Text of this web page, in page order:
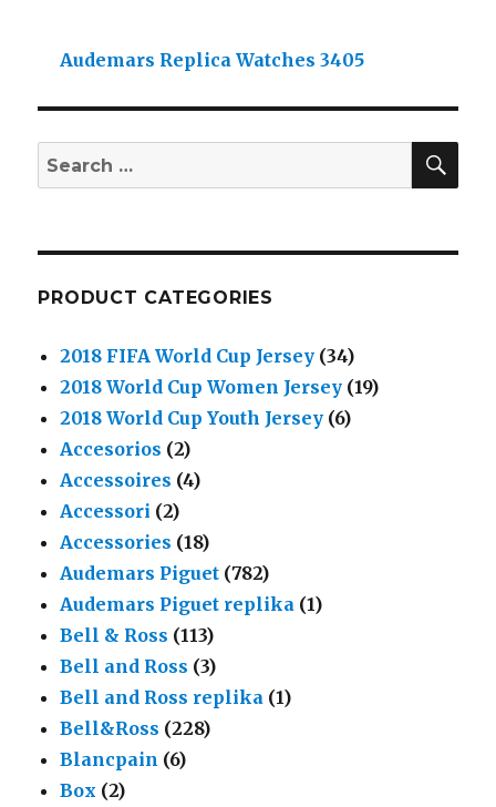
Audemars Replica Watches 3405
Search
for:
PRODUCT CATEGORIES
2018 FIFA World Cup Jersey (34)
2018 World Cup Women Jersey (19)
2018 World Cup Youth Jersey (6)
Accesorios (2)
Accessoires (4)
Accessori (2)
Accessories (18)
Audemars Piguet (782)
Audemars Piguet replika (1)
Bell & Ross (113)
Bell and Ross (3)
Bell and Ross replika (1)
Bell&Ross (228)
Blancpain (6)
Box (2)